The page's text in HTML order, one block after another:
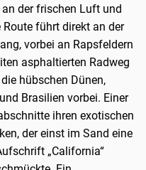
der frischen Luft und
führt direkt an der
vorbei an Rapsfeldern
asphaltierten Radweg
hübschen Dünen,
Brasilien vorbei. Einer
ihren exotischen
der einst im Sand eine
„California“